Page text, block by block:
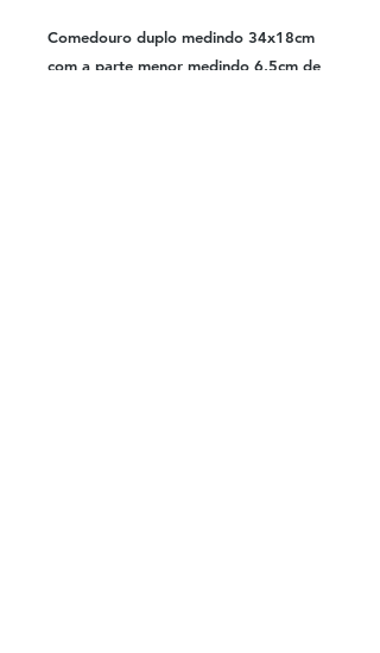
Comedouro duplo medindo 34x18cm
com a parte menor medindo 6,5cm de